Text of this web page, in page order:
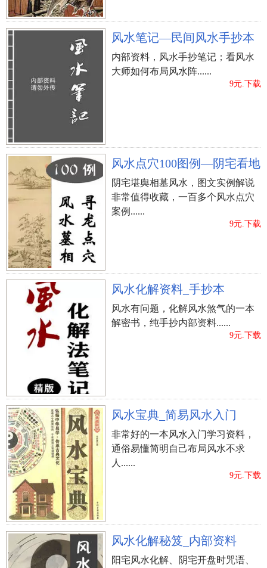
易有长期病之克应。
（10）墓牌顶端凹痕或损坏者，主子孙后代有头
顶部损害或神志不清的人。
（11）墓牌高短而横年长者，主子孙后代较劳心
劳力，不可悠闲。
功能易有病症。上部光亮，下半边黯淡者，主子孙
后代在祖居发展趋势不好。要外出才有发展趋势机
运。
（13）墓葬上边，更常被别人踩踏成过道者，主
子孙后代在社会发展常常被别人欺压、卑视，造就
不高。
（14）墓葬长年不被太阳照到，而使公墓太过昏
暗者，主子孙后代得病持续或有久年患者。
（15）墓葬长时间被浸水棺者，主之孙易有寒
症、风湿病、酸疼、、落水、好酒色的人。
（16）墓葬外的花草树木又高又大，遮盖全部墓
地者，主子孙后代有病久的人。
（17）先祖墓葬失窃，而遗骨裸露，被流浪狗啃
食挪动者，主子孙后代易有血光凶祸。
（18）墓葬上下或正前方有又高又大之墓地者，
主子孙后代运势不如意或者有官讼是是非非。
（19）墓葬正前方凹痕崩落，使墓地有岌岌可危
之险象者，主子孙后代有血光、车祸事故、地楼之
祸。
（20）墓葬全部用混凝土封闭式者，主父子俩两
风水笔记—民间风水手抄本
内部资料，风水手抄笔记；看风水
大师如何布局风水阵......
9元.下载
风水点穴100图例—阴宅看地
阴宅堪舆相墓风水，图文实例解说
非常值得收藏，一百多个风水点穴
案例......
9元.下载
风水化解资料_手抄本
风水有问题，化解风水煞气的一本
解密书，纯手抄内部资料......
9元.下载
风水宝典_简易风水入门
非常好的一本风水入门学习资料，
通俗易懂简明自己布局风水不求
人......
9元.下载
风水化解秘笈_内部资料
阳宅风水化解、阴宅开盘时咒语、